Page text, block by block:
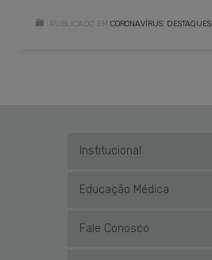
PUBLICADO EM CORONAVÍRUS DESTAQUES
Institucional
Educação Médica
Fale Conosco